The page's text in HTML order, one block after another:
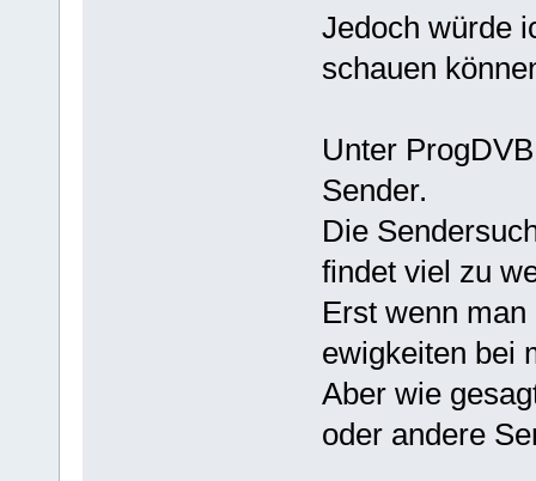
Jedoch würde
schauen
Unter
Sender.
Die
findet viel zu
Erst wenn
ewigkeiten bei
Aber wie
oder andere